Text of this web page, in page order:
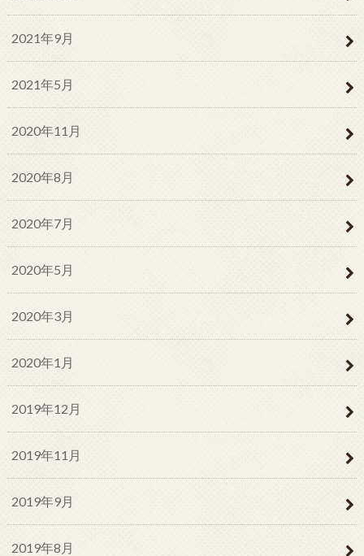
2021年9月
2021年5月
2020年11月
2020年8月
2020年7月
2020年5月
2020年3月
2020年1月
2019年12月
2019年11月
2019年9月
2019年8月